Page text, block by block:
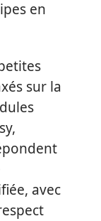
en
sur la
avec